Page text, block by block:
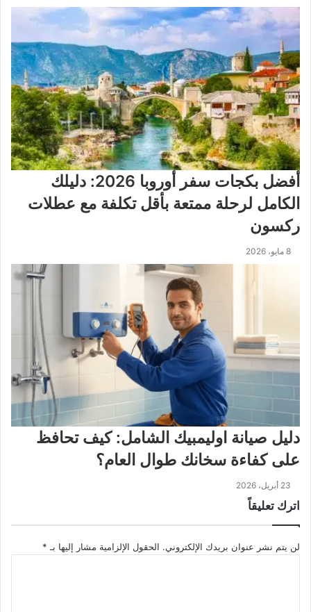
أفضل بكجات سفر أوروبا 2026: دليلك
الكامل لرحلة ممتعة بأقل تكلفة مع عطلات
ركسون
8 مايو، 2026
دليل صيانة اوليمبيك الشامل: كيف تحافظ
على كفاءة سخانك طوال العام؟
23 أبريل، 2026
اترك تعليقاً
لن يتم نشر عنوان بريدك الإلكتروني. الحقول الإلزامية مشار إليها بـ *